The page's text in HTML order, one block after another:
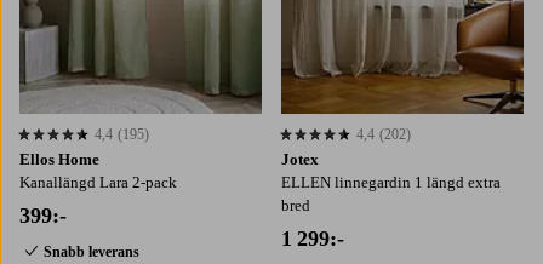
Ellos Home
Kanallängd Lara 2-pack
399:-
Snabb leverans
4,4 baserat på 195 st betyg
4,4 (195)
Jotex
ELLEN linnegardin 1 längd extra
bred
1 299:-
4,4 baserat på 202 st betyg
4,4 (202)